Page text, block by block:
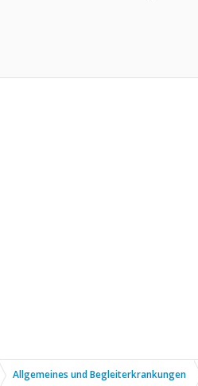
Allgemeines und Begleiterkrankungen